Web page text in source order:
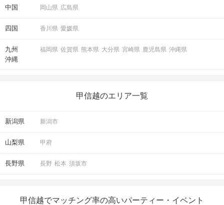
中国 岡山県 広島県
四国 香川県 愛媛県
九州
沖縄
福岡県 佐賀県 熊本県 大分県 宮崎県 鹿児島県 沖縄県
甲信越のエリア一覧
新潟県 新潟市
山梨県 甲府
長野県 長野 松本 須坂市
甲信越でマッチング率の高いパーティー・イベント